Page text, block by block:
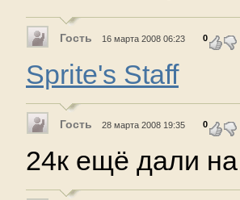
Гость 16 марта 2008 06:23 0
Sprite's Staff
Гость 28 марта 2008 19:35 0
24к ещё дали